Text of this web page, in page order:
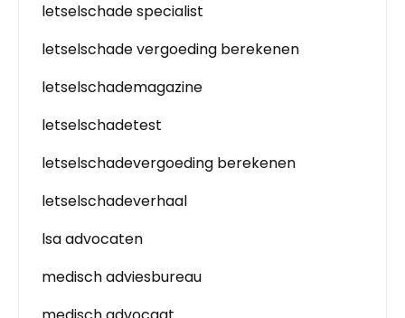
letselschade specialist
letselschade vergoeding berekenen
letselschademagazine
letselschadetest
letselschadevergoeding berekenen
letselschadeverhaal
lsa advocaten
medisch adviesbureau